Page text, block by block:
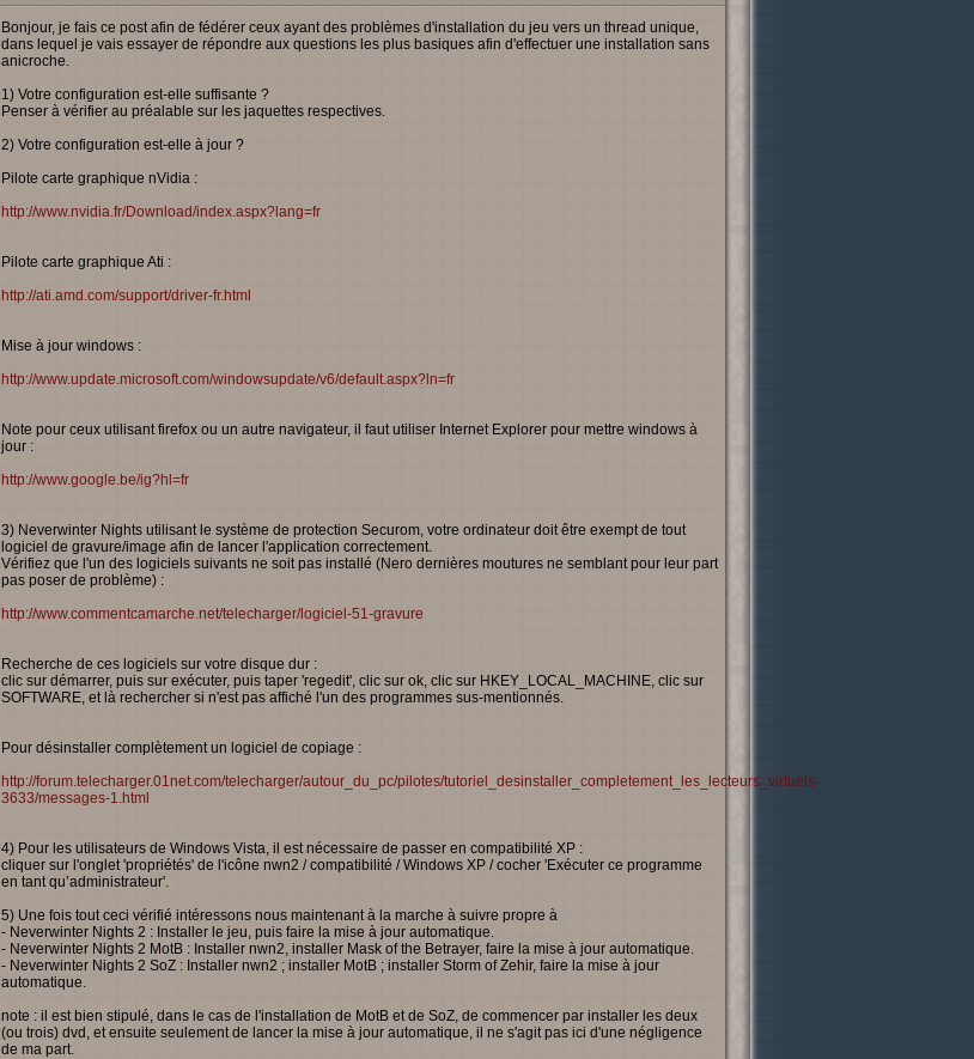
Bonjour, je fais ce post afin de fédérer ceux ayant des problèmes d'installation du jeu vers un thread unique,
dans lequel je vais essayer de répondre aux questions les plus basiques afin d'effectuer une installation sans
anicroche.
1) Votre configuration est-elle suffisante ?
Penser à vérifier au préalable sur les jaquettes respectives.
2) Votre configuration est-elle à jour ?
Pilote carte graphique nVidia :
http://www.nvidia.fr/Download/index.aspx?lang=fr
Pilote carte graphique Ati :
http://ati.amd.com/support/driver-fr.html
Mise à jour windows :
http://www.update.microsoft.com/windowsupdate/v6/default.aspx?ln=fr
Note pour ceux utilisant firefox ou un autre navigateur, il faut utiliser Internet Explorer pour mettre windows à
jour :
http://www.google.be/ig?hl=fr
3) Neverwinter Nights utilisant le système de protection Securom, votre ordinateur doit être exempt de tout
logiciel de gravure/image afin de lancer l'application correctement.
Vérifiez que l'un des logiciels suivants ne soit pas installé (Nero dernières moutures ne semblant pour leur part
pas poser de problème) :
http://www.commentcamarche.net/telecharger/logiciel-51-gravure
Recherche de ces logiciels sur votre disque dur :
clic sur démarrer, puis sur exécuter, puis taper 'regedit', clic sur ok, clic sur HKEY_LOCAL_MACHINE, clic sur
SOFTWARE, et là rechercher si n'est pas affiché l'un des programmes sus-mentionnés.
Pour désinstaller complètement un logiciel de copiage :
http://forum.telecharger.01net.com/telecharger/autour_du_pc/pilotes/tutoriel_desinstaller_completement_les_lecteurs_virtuels-
3633/messages-1.html
4) Pour les utilisateurs de Windows Vista, il est nécessaire de passer en compatibilité XP :
cliquer sur l'onglet 'propriétés' de l'icône nwn2 / compatibilité / Windows XP / cocher 'Exécuter ce programme
en tant qu’administrateur'.
5) Une fois tout ceci vérifié intéressons nous maintenant à la marche à suivre propre à
- Neverwinter Nights 2 : Installer le jeu, puis faire la mise à jour automatique.
- Neverwinter Nights 2 MotB : Installer nwn2, installer Mask of the Betrayer, faire la mise à jour automatique.
- Neverwinter Nights 2 SoZ : Installer nwn2 ; installer MotB ; installer Storm of Zehir, faire la mise à jour
automatique.
note : il est bien stipulé, dans le cas de l'installation de MotB et de SoZ, de commencer par installer les deux
(ou trois) dvd, et ensuite seulement de lancer la mise à jour automatique, il ne s'agit pas ici d'une négligence
de ma part.